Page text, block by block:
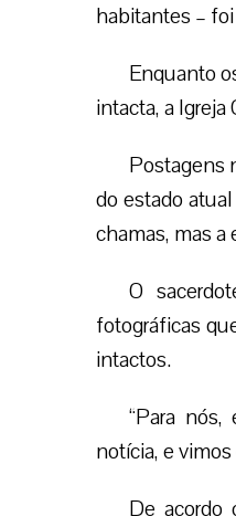
habitantes –
Enquanto
intacta, a
Postagens
do estado
chamas, mas
O
fotográficas
intactos.
“Para
notícia, e
De acordo